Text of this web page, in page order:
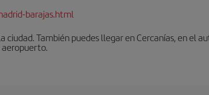
barajas.html
También puedes llegar en Cercanías, en el